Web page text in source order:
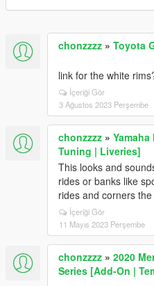
chonzzzz » Toyota
link for the white
İçeriği Gör
3 Ağustos 2023 Perşembe
chonzzzz » Yamaha
Tuning | Liveries]
This looks and
rides or banks like
rides and corners
İçeriği Gör
11 Mayıs 2023 Perşembe
chonzzzz » 2020
Series [Add-On |